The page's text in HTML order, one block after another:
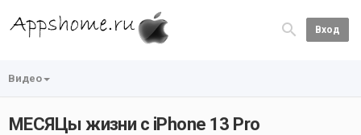
Вход
Видео
МЕСЯЦы жизни с iPhone 13 Pro